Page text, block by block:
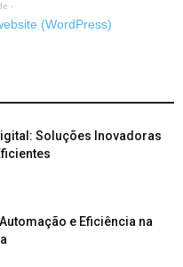
-
Soluções Inovadoras
e Eficiência na